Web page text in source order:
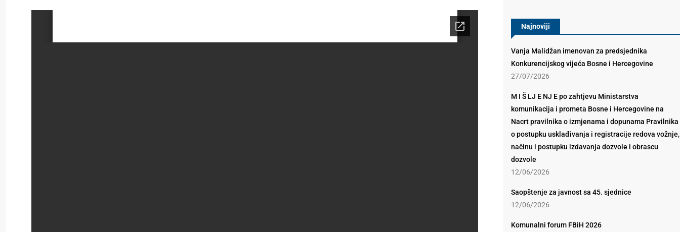
Najnoviji
Vanja Malidžan imenovan za predsjednika
Konkurencijskog vijeća Bosne i Hercegovine
27/07/2026
M I Š LJ E NJ E po zahtjevu Ministarstva
komunikacija i prometa Bosne i Hercegovine na
Nacrt pravilnika o izmjenama i dopunama Pravilnika
o postupku usklađivanja i registracije redova vožnje,
načinu i postupku izdavanja dozvole i obrascu
dozvole
12/06/2026
Saopštenje za javnost sa 45. sjednice
12/06/2026
Komunalni forum FBiH 2026